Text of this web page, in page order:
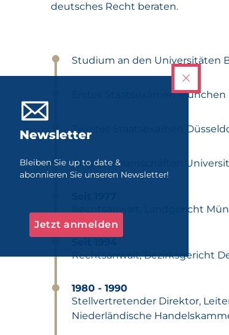
Newsletter
Bleiben Sie up to date &
abonnieren Sie unseren Newsletter!
Jetzt anmelden
deutsches Recht beraten.
Studium an den Universitäten
Erstes Staatsexamen München
Zweites Staatsexamen
Rechtswissenschaften
Rechtsanwalt, Landgericht
Rechtsanwalt, Bezirksgericht
1980 - 1990
Stellvertretender Direktor,
Niederländische